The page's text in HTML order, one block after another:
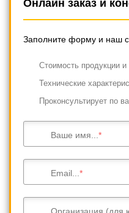
Онлайн заказ и
Заполните форму и наш
Cтоимость продукции и
Технические
Проконсультирует по
Ваше имя...
Email...